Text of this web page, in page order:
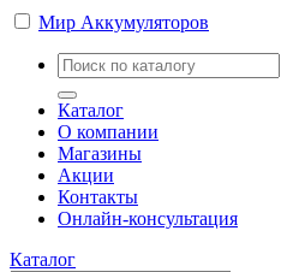
Мир Аккумуляторов
Каталог
О компании
Магазины
Акции
Контакты
Онлайн-консультация
Каталог